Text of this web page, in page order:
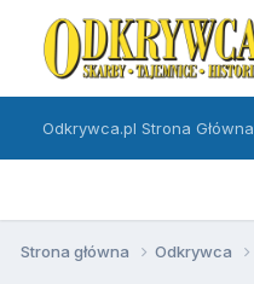
Odkrywca.pl Strona Główna
Strona główna Odkrywca